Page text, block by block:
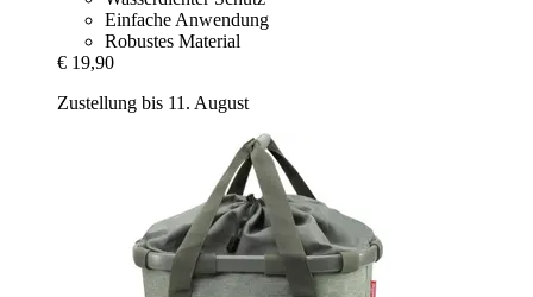
Einfache Anwendung
Robustes Material
€ 19,90
Zustellung bis 11. August